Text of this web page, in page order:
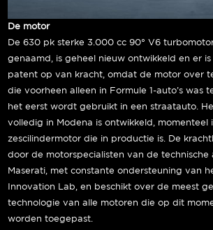
De motor
De 630 pk sterke 3.000 cc 90° V6
genaamd, is geheel nieuw ontwikkeld en er is
patent op van kracht, omdat de motor over
die voorheen alleen in Formule 1-auto’s was
het eerst wordt gebruikt in een straatauto.
volledig in Modena is ontwikkeld, momenteel
zescilindermotor die in productie is. De
door de motorspecialisten van de technische
Maserati, met constante ondersteuning van
Innovation Lab, en beschikt over de meest
technologie van alle motoren die op dit
worden toegepast.